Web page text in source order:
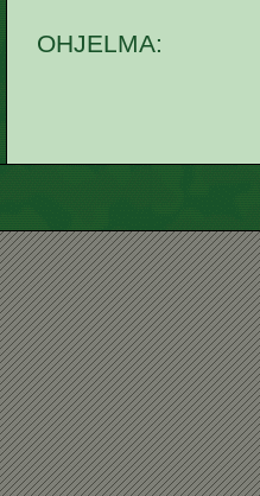
OHJELMA: